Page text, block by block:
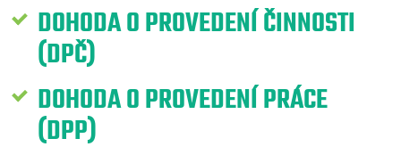
DOHODA O PROVEDENÍ ČINNOSTI
(DPČ)
DOHODA O PROVEDENÍ PRÁCE
(DPP)